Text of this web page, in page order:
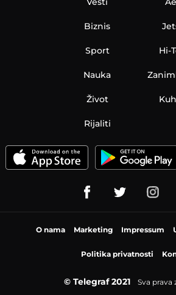
Biznis
Sport
Nauka
Hi-
Život
Rijaliti
O nama Marketing Impressum
Politika privatnosti
© Telegraf 2021 Sva prava